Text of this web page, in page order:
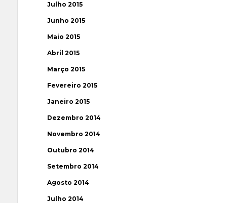
Julho 2015
Junho 2015
Maio 2015
Abril 2015
Março 2015
Fevereiro 2015
Janeiro 2015
Dezembro 2014
Novembro 2014
Outubro 2014
Setembro 2014
Agosto 2014
Julho 2014